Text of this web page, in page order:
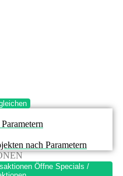
nach Parametern
Öffne Specials /